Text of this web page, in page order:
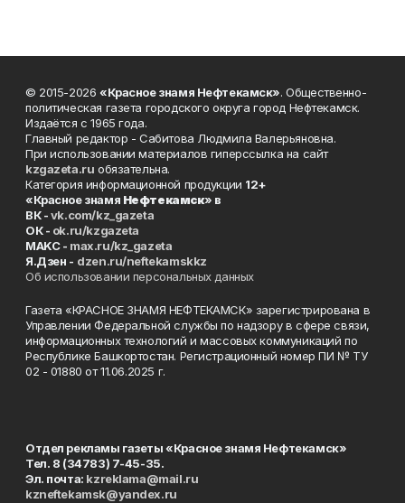
© 2015-2026 «Красное знамя Нефтекамск». Общественно-
политическая газета городского округа город Нефтекамск.
Издаётся с 1965 года.
Главный редактор - Сабитова Людмила Валерьяновна.
При использовании материалов гиперссылка на сайт
kzgazeta.ru обязательна.
Категория информационной продукции 12+
«Красное знамя Нефтекамск» в
ВК -vk.com/kz_gazeta
ОК - ok.ru/kzgazeta
MAKC - max.ru/kz_gazeta
Я.Дзен - dzen.ru/neftekamskkz
Об использовании персональных данных
Газета «КРАСНОЕ ЗНАМЯ НЕФТЕКАМСК» зарегистрирована в
Управлении Федеральной службы по надзору в сфере связи,
информационных технологий и массовых коммуникаций по
Республике Башкортостан. Регистрационный номер ПИ № ТУ
02 - 01880 от 11.06.2025 г.
Отдел рекламы газеты «Красное знамя Нефтекамск»
Тел. 8 (34783) 7-45-35.
Эл. почта: kzreklama@mail.ru
kzneftekamsk@yandex.ru